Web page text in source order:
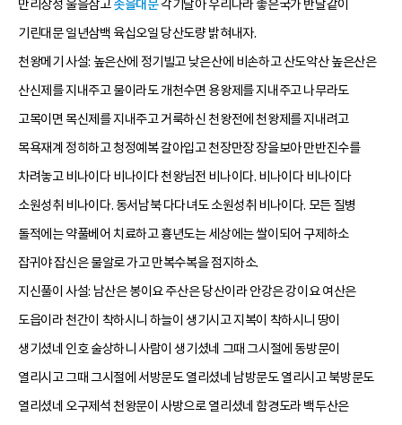
만리장성 울을삼고솟을대문각기달아 우리나라 좋은국가 반달같이
기린대문 일년삼백 육십오일 당산도량 밝혀내자.
천왕메기 사설: 높은산에 정기빌고 낮은산에 비손하고 산도악산 높은산은
산신제를 지내주고 물이라도 개천수면 용왕제를 지내주고 나무라도
고목이면 목신제를 지내주고 거룩하신 천왕전에 천왕제를 지내려고
목욕재계 정히하고 청정예복 갈아입고 천장만장 장을보아 만반진수를
차려놓고 비나이다 비나이다 천왕님전 비나이다. 비나이다 비나이다
소원성취 비나이다. 동서남북 다다녀도 소원성취 비나이다. 모든 질병
돌적에는 약풀베어 치료하고 흉년도는 세상에는 쌀이되어 구제하소
잡귀야 잡신은 물알로 가고 만복수복을 점지하소.
지신풀이 사설: 남산은 봉이요 주산은 당산이라 안강은 강이요 여산은
도읍이라 천간이 착하시니 하늘이 생기시고 지복이 착하시니 땅이
생기셨네 인호 술상하니 사람이 생기셨네 그때 그시절에 동방문이
열리시고 그때 그시절에 서방문도 열리셨네 남방문도 열리시고 북방문도
열리셨네 오구제석 천왕문이 사방으로 열리셨네 함경도라 백두산은